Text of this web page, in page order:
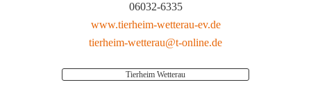
06032-6335
www.tierheim-wetterau-ev.de
tierheim-wetterau@t-online.de
Tierheim Wetterau